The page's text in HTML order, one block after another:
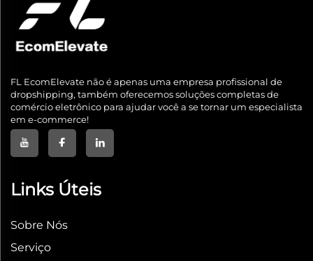
FL EcomElevate não é apenas uma empresa profissional de
dropshipping, também oferecemos soluções completas de
comércio eletrônico para ajudar você a se tornar um especialista
em e-commerce!
Links Úteis
Sobre Nós
Serviço